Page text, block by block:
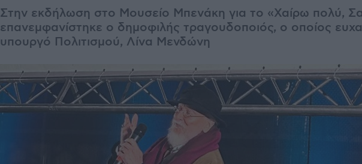
Στην εκδήλωση στο Μουσείο Μπενάκη για το «Χαίρω πολύ,
επανεμφανίστηκε ο δημοφιλής τραγουδοποιός, ο οποίος
υπουργό Πολιτισμού, Λίνα Μενδώνη